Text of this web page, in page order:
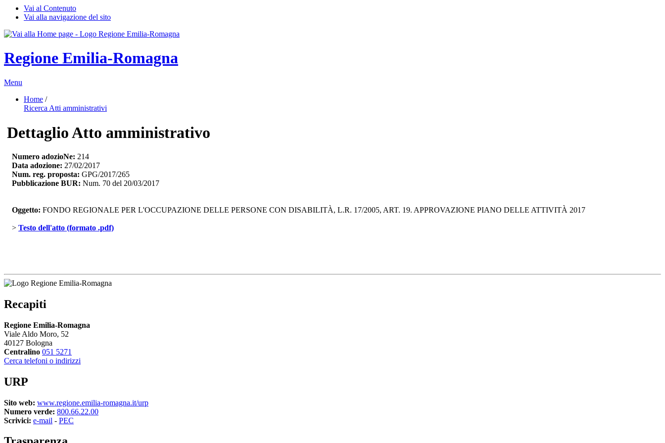
Vai al Contenuto
Vai alla navigazione del sito
Regione Emilia-Romagna
Menu
Home /
Ricerca Atti amministrativi
Dettaglio Atto amministrativo
Numero adozioNe: 214
Data adozione: 27/02/2017
Num. reg. proposta: GPG/2017/265
Pubblicazione BUR: Num. 70 del 20/03/2017
Oggetto: FONDO REGIONALE PER L'OCCUPAZIONE DELLE PERSONE CON DISABILITÀ, L.R. 17/2005, ART. 19. APPROVAZIONE PIANO DELLE ATTIVITÀ 2017
> Testo dell'atto (formato .pdf)
Recapiti
Regione Emilia-Romagna
Viale Aldo Moro, 52
40127 Bologna
Centralino 051 5271
Cerca telefoni o indirizzi
URP
Sito web: www.regione.emilia-romagna.it/urp
Numero verde: 800.66.22.00
Scrivici: e-mail - PEC